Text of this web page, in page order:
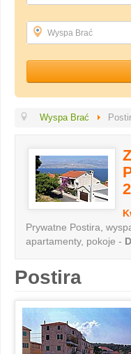
Wyspa Brać
Wyspa Brać
Prywatne Postira,
apartamenty, pokoje -
Postira